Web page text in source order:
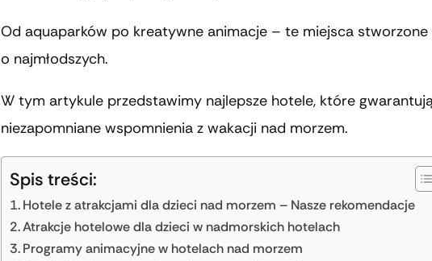
Od aquaparków po kreatywne animacje – te miejsca stworzone
o najmłodszych.
W tym artykule przedstawimy najlepsze hotele, które
niezapomniane wspomnienia z wakacji nad morzem.
Spis treści:
Hotele z atrakcjami dla dzieci nad morzem – Nasze rekomendacje
Atrakcje hotelowe dla dzieci w nadmorskich hotelach
Programy animacyjne w hotelach nad morzem